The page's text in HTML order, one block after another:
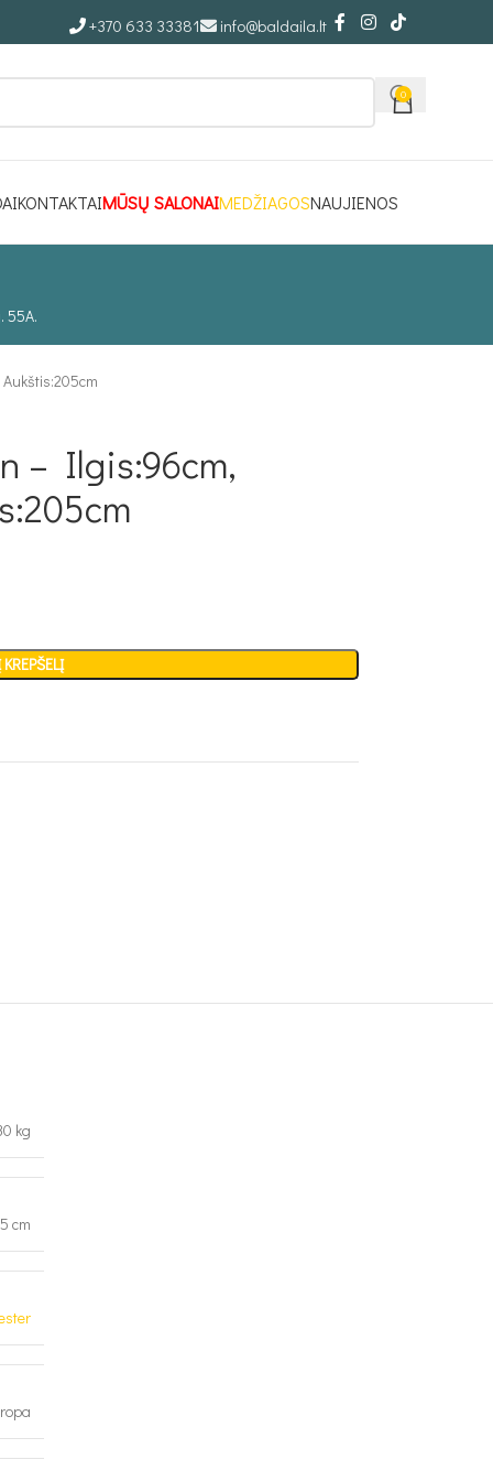
+370 633 33381 info@baldaila.lt
0
KONTAKTAIMŪSŲ SALONAIMEDŽIAGOSNAUJIENOS
55A.
– Ilgis:96cm,
KREPŠELĮ
kg
cm